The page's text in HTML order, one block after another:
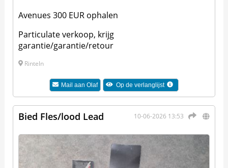
Avenues 300 EUR ophalen
Particulate verkoop, krijg
garantie/garantie/retour
Rinteln
Mail aanOlaf Op de verlanglijst
10-06-2026 13:53
Bied Fles/lood Lead